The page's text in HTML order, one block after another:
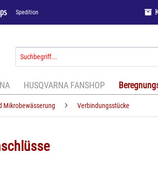
Spedition
HUSQVARNA FANSHOP
Mikrobewässerung Verbindungsstücke